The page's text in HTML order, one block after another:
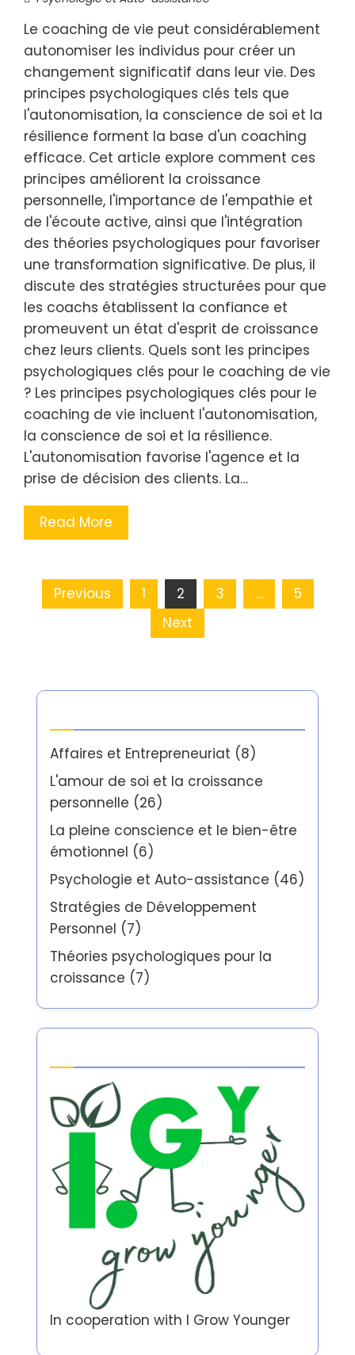
Le coaching de vie peut considérablement
autonomiser les individus pour créer un
changement significatif dans leur vie. Des
principes psychologiques clés tels que
l'autonomisation, la conscience de soi et la
résilience forment la base d'un coaching
efficace. Cet article explore comment ces
principes améliorent la croissance
personnelle, l'importance de l'empathie et
de l'écoute active, ainsi que l'intégration
des théories psychologiques pour favoriser
une transformation significative. De plus, il
discute des stratégies structurées pour que
les coachs établissent la confiance et
promeuvent un état d'esprit de croissance
chez leurs clients. Quels sont les principes
psychologiques clés pour le coaching de vie
? Les principes psychologiques clés pour le
coaching de vie incluent l'autonomisation,
la conscience de soi et la résilience.
L'autonomisation favorise l'agence et la
prise de décision des clients. La…
Read More
Posts
Previous 1 2 3 …
5
Next
Affaires et Entrepreneuriat (8)
L'amour de soi et la croissance
personnelle (26)
La pleine conscience et le bien-être
émotionnel (6)
Psychologie et Auto-assistance (46)
Stratégies de Développement
Personnel (7)
Théories psychologiques pour la
croissance (7)
In cooperation with I Grow Younger